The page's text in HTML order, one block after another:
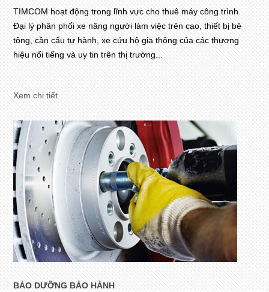
TIMCOM hoạt động trong lĩnh vực cho thuê máy công trình.
Đại lý phân phối xe nâng người làm việc trên cao, thiết bị bê
tông, cần cẩu tự hành, xe cứu hộ gia thông của các thương
hiệu nổi tiếng và uy tin trên thị trường...
Xem chi tiết
BẢO DƯỠNG BẢO HÀNH